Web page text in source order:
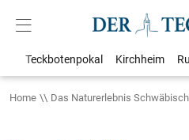
Teckbotenpokal Kirchheim
Home Das Naturerlebnis